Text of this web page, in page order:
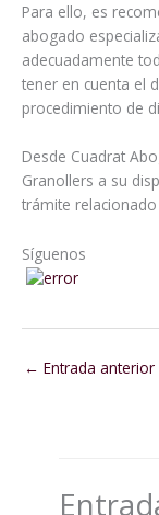
Para ello, es
abogado
adecuadamente
tener en cuenta el
procedimiento de
Desde Cuadrat
Granollers a su
trámite
Síguenos
← Entrada anterior